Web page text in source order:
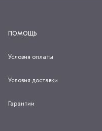
ПОМОЩЬ
Условия оплаты
Условия доставки
Гарантии